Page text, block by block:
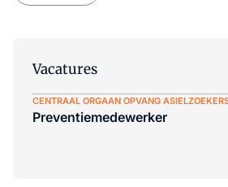
Vacatures
CENTRAAL ORGAAN OPVANG
Preventiemedewerker